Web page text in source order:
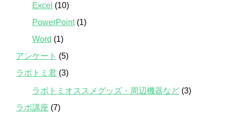
Excel (10)
PowerPoint(1)
Word (1)
アンケート (5)
ラボトミ君 (3)
ラボトミオススメグッズ・周辺機器など (3)
ラボ講座 (7)